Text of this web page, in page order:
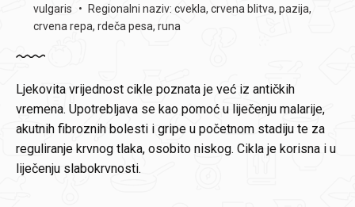
vulgaris
Regionalni naziv: cvekla, crvena blitva, pazija,
crvena repa, rdeča pesa, runa
Ljekovita vrijednost cikle poznata je već iz antičkih
vremena. Upotrebljava se kao pomoć u liječenju malarije,
akutnih fibroznih bolesti i gripe u početnom stadiju te za
reguliranje krvnog tlaka, osobito niskog. Cikla je korisna i u
liječenju slabokrvnosti.